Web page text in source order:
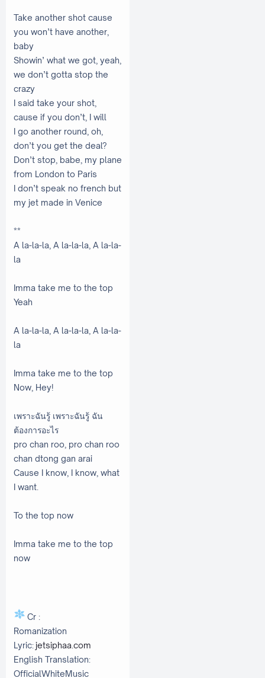
Take another shot cause
you won’t have another,
baby
Showin’ what we got, yeah,
we don’t gotta stop the
crazy
I said take your shot,
cause if you don’t, I will
I go another round, oh,
don’t you get the deal?
Don’t stop, babe, my plane
from London to Paris
I don’t speak no french but
my jet made in Venice
**
A la-la-la, A la-la-la, A la-la-
la
Imma take me to the top
Yeah
A la-la-la, A la-la-la, A la-la-
la
Imma take me to the top
Now, Hey!
เพราะฉันรู้ เพราะฉันรู้ ฉัน
ต้องการอะไร
pro chan roo, pro chan roo
chan dtong gan arai
Cause I know, I know, what
I want.
To the top now
Imma take me to the top
now
Cr :
Romanization
Lyric:jetsiphaa.com
English Translation:
OfficialWhiteMusic